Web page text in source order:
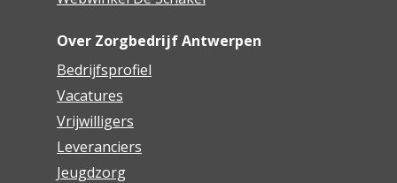
Over Zorgbedrijf Antwerpen
Bedrijfsprofiel
Vacatures
Vrijwilligers
Leveranciers
Jeugdzorg